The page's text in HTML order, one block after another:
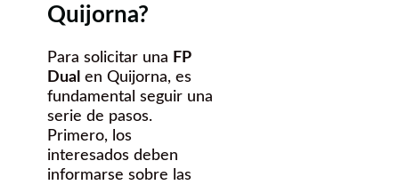
Quijorna?
Para solicitar una FP
Dual en Quijorna, es
fundamental seguir una
serie de pasos.
Primero, los
interesados deben
informarse sobre las